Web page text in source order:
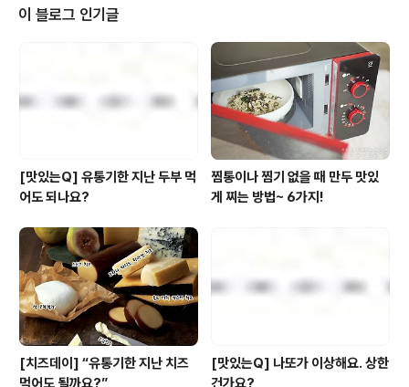
쫄깃한 함흥 비빔냉면 그리고 냉면과 의외의 케미를 자랑
하는 차세대 냉면짝꿍 만두~ 그 중에서도 생고기와 생야채
로 큼직하게 빚은 생가득 평양 왕만두 저온숙성 포기김치
로 큼직하게 빚은 생가득 김치 왕만두 이야기만 들어도 입
맛이.. 침이 츄릅. 지금 당장 마트로 출발하고 싶으시다구
요? 잠시만요 잠시만요~, ..
이 블로그 인기글
[맛있는Q] 유통기한 지난 두부 먹
어도 되나요?
찜통이나 찜기 없을 때 만두 맛있
게 찌는 방법~ 6가지!
[치즈데이] “유통기한 지난 치즈
먹어도 될까요?”
[맛있는Q] 나또가 이상해요. 상한
건가요?